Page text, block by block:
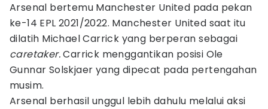
Arsenal bertemu Manchester United pada pekan
ke-14 EPL 2021/2022. Manchester United saat itu
dilatih Michael Carrick yang berperan sebagai
caretaker.Carrick menggantikan posisi Ole
Gunnar Solskjaer yang dipecat pada pertengahan
musim.
Arsenal berhasil unggul lebih dahulu melalui aksi